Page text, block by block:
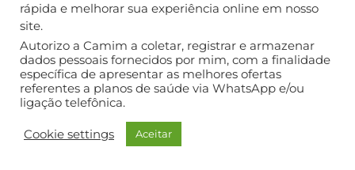
COPYRIGHT ©2018. TODOS OS DIREITOS RESERVADOS.
rápida e melhorar sua experiência online em nosso
site.
Autorizo a Camim a coletar, registrar e armazenar
dados pessoais fornecidos por mim, com a finalidade
específica de apresentar as melhores ofertas
referentes a planos de saúde via WhatsApp e/ou
ligação telefônica.
Cookie settings Aceitar